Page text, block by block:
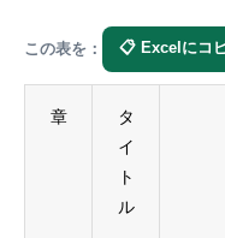
この表を： 📋 Excelにコ
章
タ
イ
ト
ル